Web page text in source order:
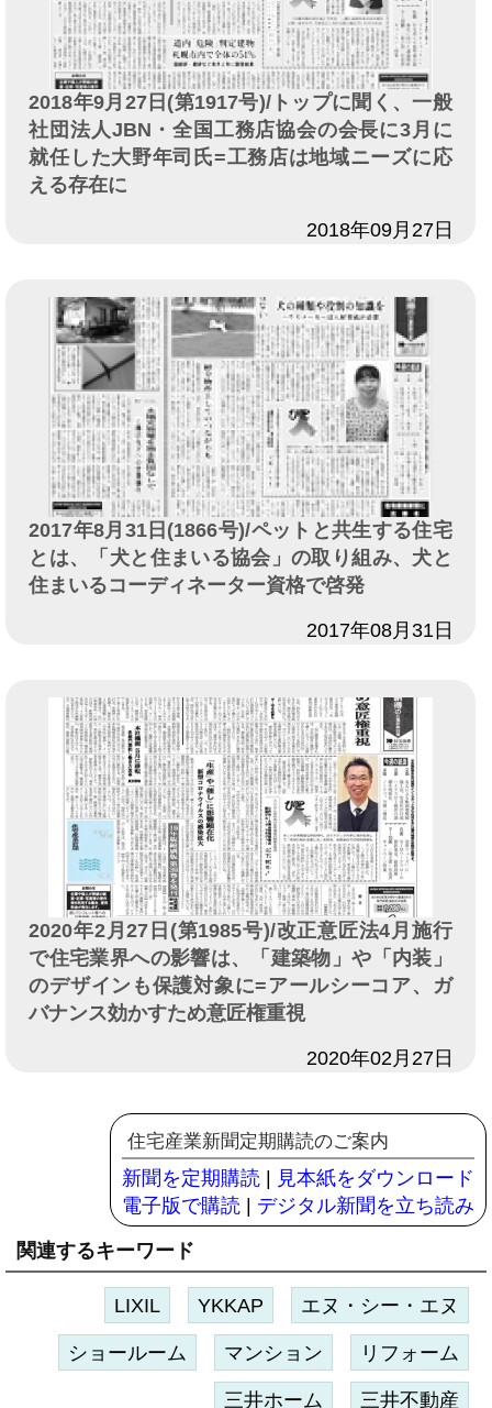
2018年9月27日(第1917号)/トップに聞く、一般
社団法人JBN・全国工務店協会の会長に3月に
就任した大野年司氏=工務店は地域ニーズに応
える存在に
2018年09月27日
2017年8月31日(1866号)/ペットと共生する住宅
とは、「犬と住まいる協会」の取り組み、犬と
住まいるコーディネーター資格で啓発
2017年08月31日
2020年2月27日(第1985号)/改正意匠法4月施行
で住宅業界への影響は、「建築物」や「内装」
のデザインも保護対象に=アールシーコア、ガ
バナンス効かすため意匠権重視
2020年02月27日
住宅産業新聞定期購読のご案内
新聞を定期購読 | 見本紙をダウンロード
電子版で購読 | デジタル新聞を立ち読み
関連するキーワード
LIXIL YKKAP エヌ・シー・エヌ
ショールーム マンション リフォーム
三井ホーム 三井不動産